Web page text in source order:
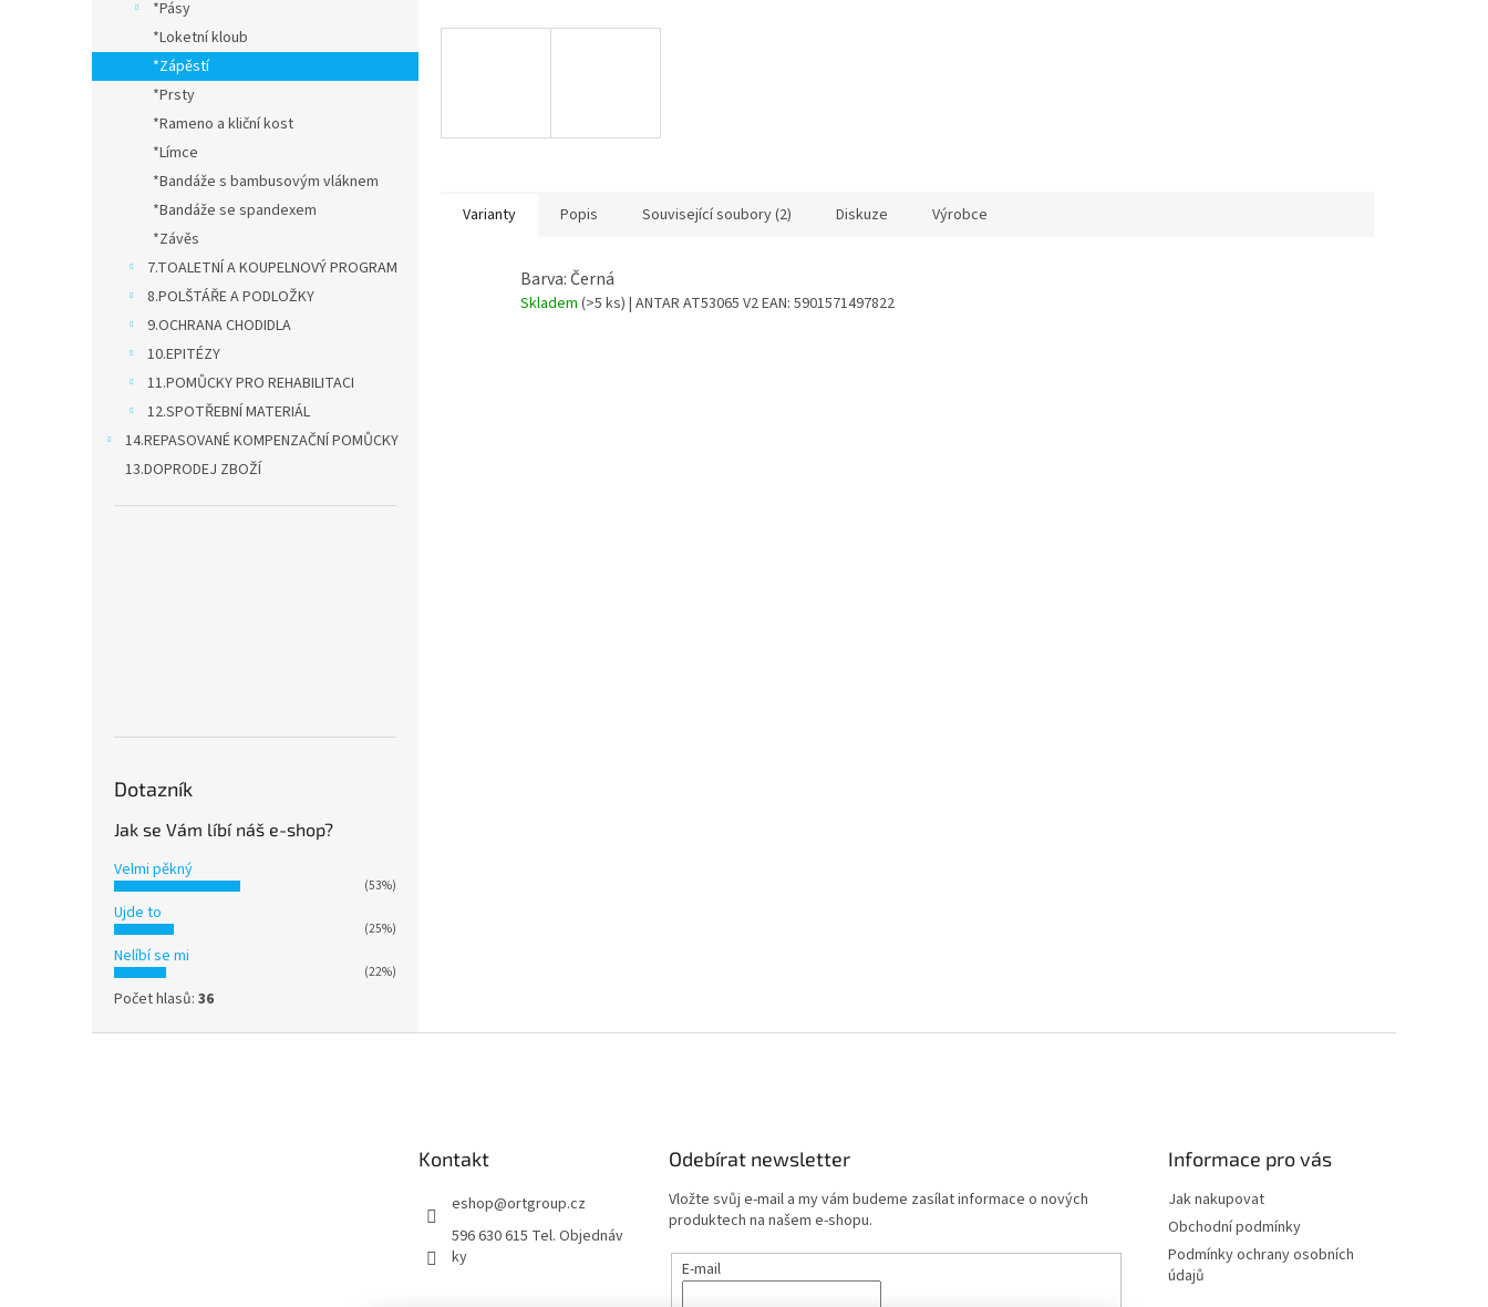
*Pásy
*Loketní kloub
*Zápěstí
*Prsty
*Rameno a kliční kost
*Límce
*Bandáže s bambusovým vláknem
*Bandáže se spandexem
*Závěs
7.TOALETNÍ A KOUPELNOVÝ PROGRAM
8.POLŠTÁŘE A PODLOŽKY
9.OCHRANA CHODIDLA
10.EPITÉZY
11.POMŮCKY PRO REHABILITACI
12.SPOTŘEBNÍ MATERIÁL
14.REPASOVANÉ KOMPENZAČNÍ POMŮCKY
13.DOPRODEJ ZBOŽÍ
Dotazník
Jak se Vám líbí náš e-shop?
Velmi pěkný
(53%)
Ujde to
(25%)
Nelíbí se mi
(22%)
Počet hlasů: 36
Varianty Popis Související soubory (2) Diskuze Výrobce
Barva: Černá
Skladem (>5 ks) | ANTAR AT53065 V2EAN: 5901571497822
Kontakt
eshop@ortgroup.cz
596 630 615 Tel. Objednáv
ky
Odebírat newsletter
Vložte svůj e-mail a my vám budeme zasílat informace o nových
produktech na našem e-shopu.
E-mail
Informace pro vás
Jak nakupovat
Obchodní podmínky
Podmínky ochrany osobních
údajů